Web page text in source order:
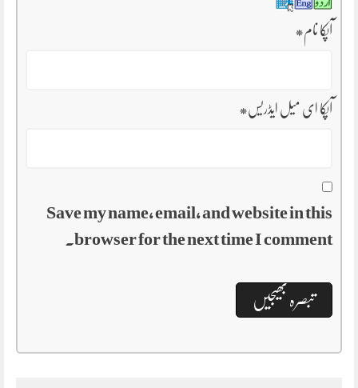
آپکا نام*
آپکا ای میل ایڈریس*
Save my name, email, and website in this
browser for the next time I comment.